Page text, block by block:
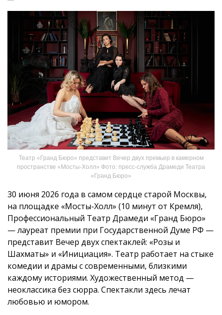
Театр «Гранд Бюро» представит Вечер двух премьер в камерном
пространстве «Мосты-Холл» Фото: пресс-служба Драмеди Театра
«Гранд Бюро»
30 июня 2026 года в самом сердце старой Москвы,
на площадке «Мосты-Холл» (10 минут от Кремля),
Профессиональный Театр Драмеди «Гранд Бюро»
— лауреат премии при Государственной Думе РФ —
представит Вечер двух спектаклей: «Розы и
Шахматы» и «Инициация». Театр работает на стыке
комедии и драмы с современными, близкими
каждому историями. Художественный метод —
неоклассика без сюрра. Спектакли здесь лечат
любовью и юмором.